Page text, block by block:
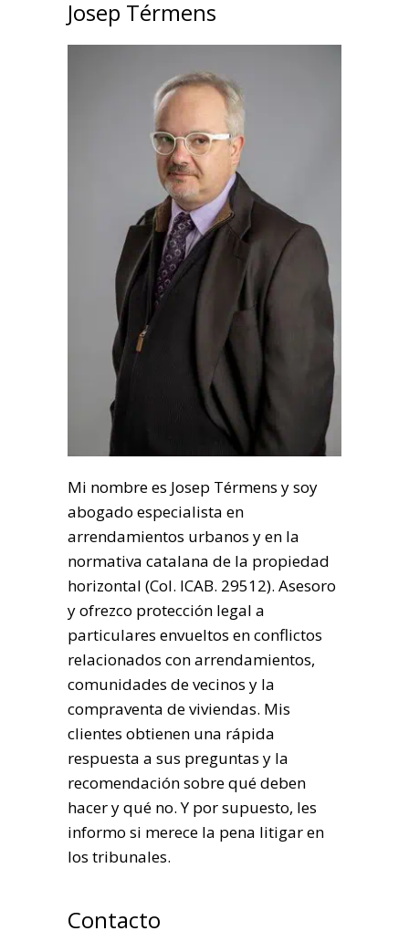
Josep Térmens
Mi nombre es Josep Térmens y soy
abogado especialista en
arrendamientos urbanos y en la
normativa catalana de la propiedad
horizontal (Col. ICAB. 29512). Asesoro
y ofrezco protección legal a
particulares envueltos en conflictos
relacionados con arrendamientos,
comunidades de vecinos y la
compraventa de viviendas. Mis
clientes obtienen una rápida
respuesta a sus preguntas y la
recomendación sobre qué deben
hacer y qué no. Y por supuesto, les
informo si merece la pena litigar en
los tribunales.
Contacto